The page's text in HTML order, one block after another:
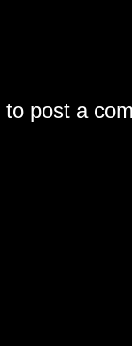
to post a